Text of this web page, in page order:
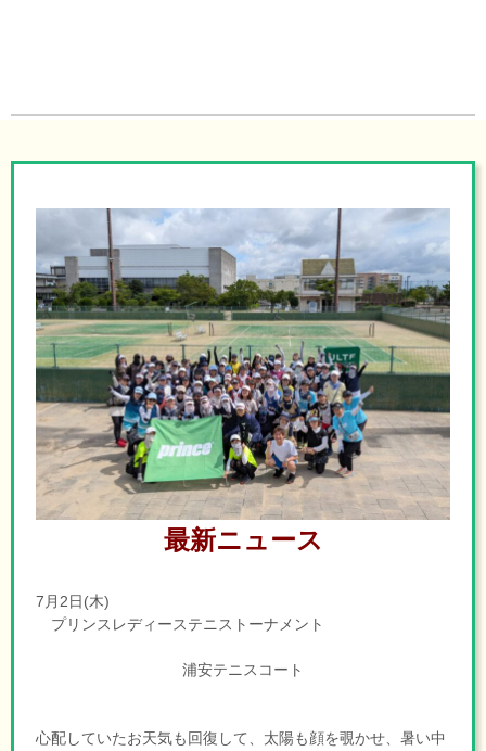
最新ニュース
7月2日(木)
プリンスレディーステニストーナメント
浦安テニスコート
心配していたお天気も回復して、太陽も顔を覗かせ、暑い中